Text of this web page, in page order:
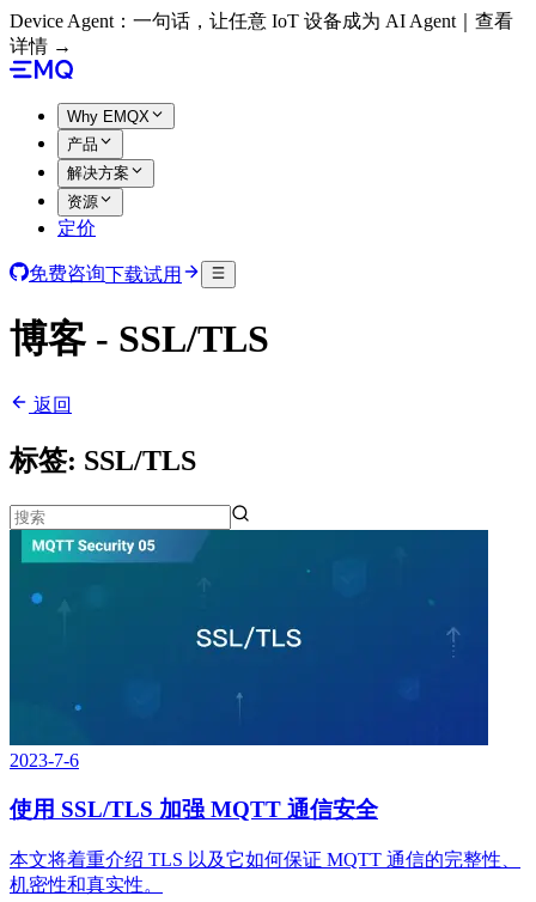
Device Agent：一句话，让任意 IoT 设备成为 AI Agent｜查看
详情 →
Why EMQX
产品
解决方案
资源
定价
免费咨询下载试用
博客 - SSL/TLS
返回
标签: SSL/TLS
2023-7-6
使用 SSL/TLS 加强 MQTT 通信安全
本文将着重介绍 TLS 以及它如何保证 MQTT 通信的完整性、
机密性和真实性。